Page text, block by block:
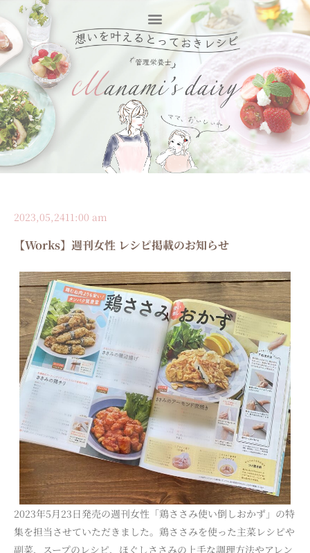
2023,05,2411:00 am
【Works】週刊女性 レシピ掲載のお知らせ
2023年5月23日発売の週刊女性「鶏ささみ使い倒しおかず」の特
集を担当させていただきました。鶏ささみを使った主菜レシピや
副菜、スープのレシピ、ほぐしささみの上手な調理方法やアレン